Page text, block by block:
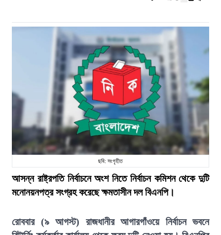
ছবি: সংগৃহীত
আসন্ন রাষ্ট্রপতি নির্বাচনে অংশ নিতে নির্বাচন কমিশন থেকে দুটি
মনোনয়নপত্র সংগ্রহ করেছে ক্ষমতাসীন দল বিএনপি।
রোববার (৯ আগস্ট) রাজধানীর আগারগাঁওয়ে নির্বাচন ভবনে